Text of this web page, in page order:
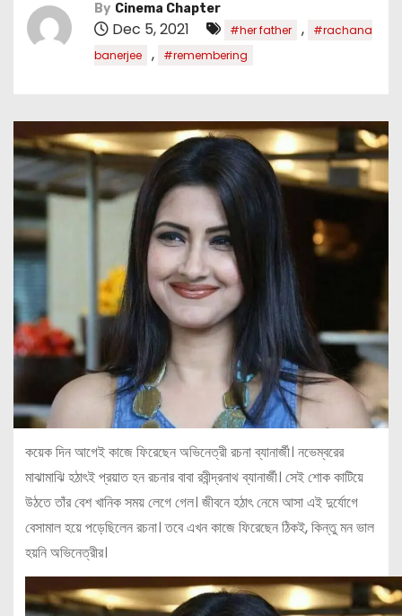
By Cinema Chapter
Dec 5, 2021 #her father ,
#rachana
banerjee
, #remembering
কয়েক দিন আগেই কাজে ফিরেছেন অভিনেত্রী রচনা ব্যানার্জী। নভেম্বরের
মাঝামাঝি হঠাৎই প্রয়াত হন রচনার বাবা রবীন্দ্রনাথ ব্যানার্জী। সেই শোক কাটিয়ে
উঠতে তাঁর বেশ খানিক সময় লেগে গেল। জীবনে হঠাৎ নেমে আসা এই দুর্যোগে
বেসামাল হয়ে পড়েছিলেন রচনা। তবে এখন কাজে ফিরেছেন ঠিকই, কিন্তু মন ভাল
হয়নি অভিনেত্রীর।